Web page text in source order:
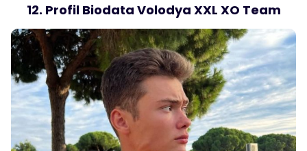
12. Profil Biodata Volodya XXL XO Team